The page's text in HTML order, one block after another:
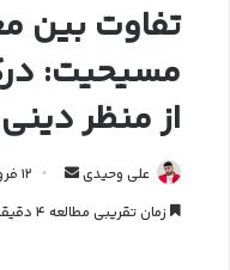
تفاوت بین
مسیحیت:
از منظر دینی
علی وحیدی 12 فروردین, 1404
زمان تقریبی مطالعه 4 دقیقه